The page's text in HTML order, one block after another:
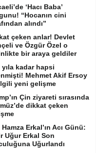
‘Hacı Baba’
“Hocanın cini
alındı”
çeken anlar! Devlet
ve Özgür Özel o
bir araya geldiler
yıla kadar hapsi
Mehmet Akif Ersoy
yeni gelişme
Çin ziyareti sırasında
dikkat çeken
Hamza Erkal’ın Acı Günü:
Uğur Erkal Son
Uğurlandı